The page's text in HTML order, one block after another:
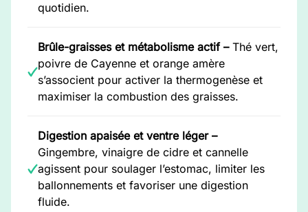
quotidien.
Brûle-graisses et métabolisme actif –Thé vert,
poivre de Cayenne et orange amère
s’associent pour activer la thermogenèse et
maximiser la combustion des graisses.
Digestion apaisée et ventre léger –
Gingembre, vinaigre de cidre et cannelle
agissent pour soulager l’estomac, limiter les
ballonnements et favoriser une digestion
fluide.